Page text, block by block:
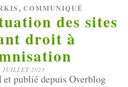
, COMMUNIQUÉ
des sites
droit à
JUILLET 2023
publié depuis Overblog